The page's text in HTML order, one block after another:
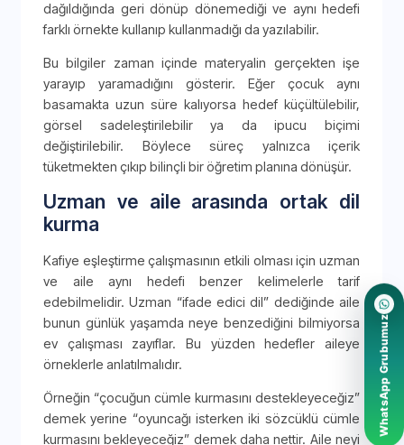
dağıldığında geri dönüp dönemediği ve aynı hedefi
farklı örnekte kullanıp kullanmadığı da yazılabilir.
Bu bilgiler zaman içinde materyalin gerçekten işe
yarayıp yaramadığını gösterir. Eğer çocuk aynı
basamakta uzun süre kalıyorsa hedef küçültülebilir,
görsel sadeleştirilebilir ya da ipucu biçimi
değiştirilebilir. Böylece süreç yalnızca içerik
tüketmekten çıkıp bilinçli bir öğretim planına dönüşür.
Uzman ve aile arasında ortak dil
kurma
Kafiye eşleştirme çalışmasının etkili olması için uzman
ve aile aynı hedefi benzer kelimelerle tarif
edebilmelidir. Uzman “ifade edici dil” dediğinde aile
bunun günlük yaşamda neye benzediğini bilmiyorsa
ev çalışması zayıflar. Bu yüzden hedefler aileye
örneklerle anlatılmalıdır.
Örneğin “çocuğun cümle kurmasını destekleyeceğiz”
demek yerine “oyuncağı isterken iki sözcüklü cümle
kurmasını bekleyeceğiz” demek daha nettir. Aile neyi
WhatsApp Grubumuz